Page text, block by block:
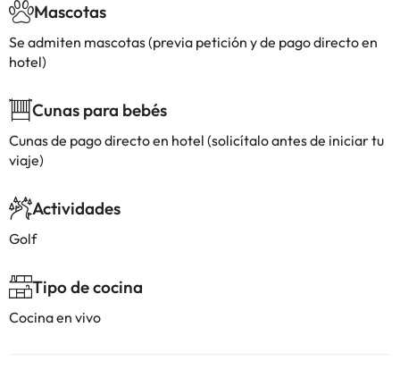
Mascotas
Se admiten mascotas (previa petición y de pago directo en
hotel)
Cunas para bebés
Cunas de pago directo en hotel (solicítalo antes de iniciar tu
viaje)
Actividades
Golf
Tipo de cocina
Cocina en vivo